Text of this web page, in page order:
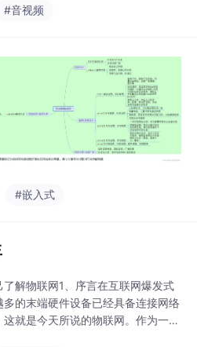
#音视频
#嵌入式
解物联网1、序言在互联网爆发式
的末端硬件设备已经具备连接网络
就是今天所说的物联网。作为一个